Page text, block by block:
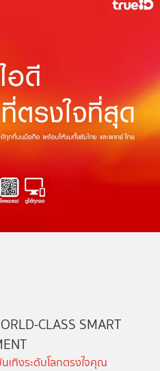
CLASS SMART
เทิงระดับโลกตรงใจคุณ